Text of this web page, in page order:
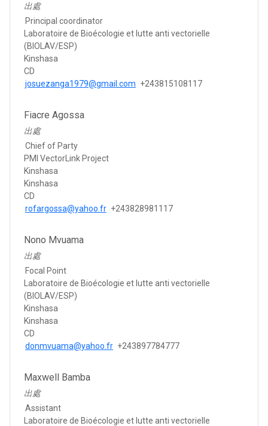
出處
Principal coordinator
Laboratoire de Bioécologie et lutte anti vectorielle
(BIOLAV/ESP)
Kinshasa
CD
josuezanga1979@gmail.com +243815108117
Fiacre Agossa
出處
Chief of Party
PMI VectorLink Project
Kinshasa
Kinshasa
CD
rofargossa@yahoo.fr +243828981117
Nono Mvuama
出處
Focal Point
Laboratoire de Bioécologie et lutte anti vectorielle
(BIOLAV/ESP)
Kinshasa
Kinshasa
CD
donmvuama@yahoo.fr +243897784777
Maxwell Bamba
出處
Assistant
Laboratoire de Bioécologie et lutte anti vectorielle